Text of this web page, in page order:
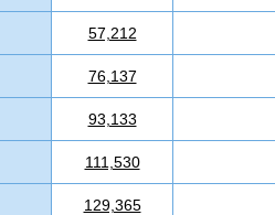
57,212
76,137
93,133
111,530
129,365